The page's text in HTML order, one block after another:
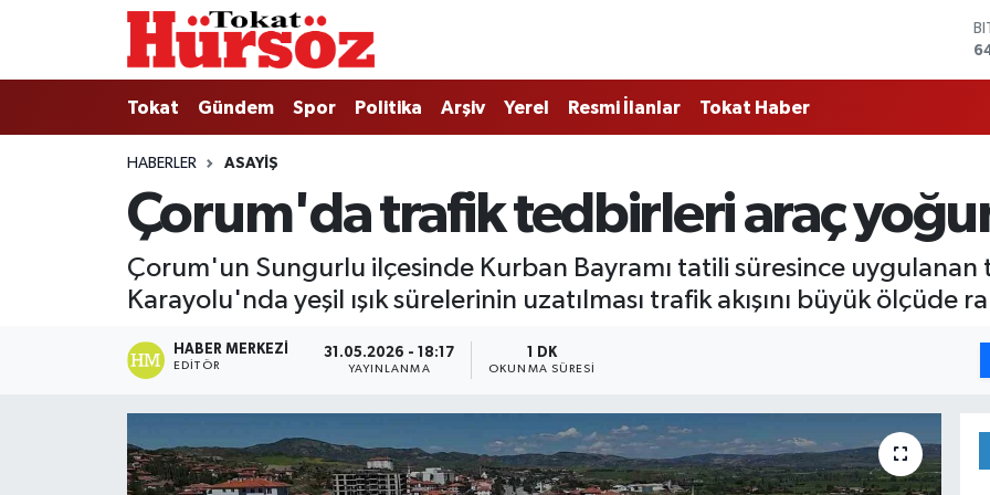
Tokat Gündem Spor Politika Arşiv Yerel Resmi İlanlar Tokat Haber
HABERLER ASAYIŞ
Çorum'da trafik tedbirleri araç
Çorum'un Sungurlu ilçesinde Kurban Bayramı tatili süresince
Karayolu'nda yeşil ışık sürelerinin uzatılması trafik akışını büyük ölçüde
HABER MERKEZI
EDITÖR
31.05.2026 - 18:17
YAYINLANMA
1 DK
OKUNMA SÜRESI
Tokat
Türkiye Gündemi
Gündem
Politika
Nöbetçi Eczaneler
Hava Durumu
Tokat Namaz Vakitleri
Süper Lig Puan Durumu ve Fikstür
Tüm Manşetler
Haber Arşivi